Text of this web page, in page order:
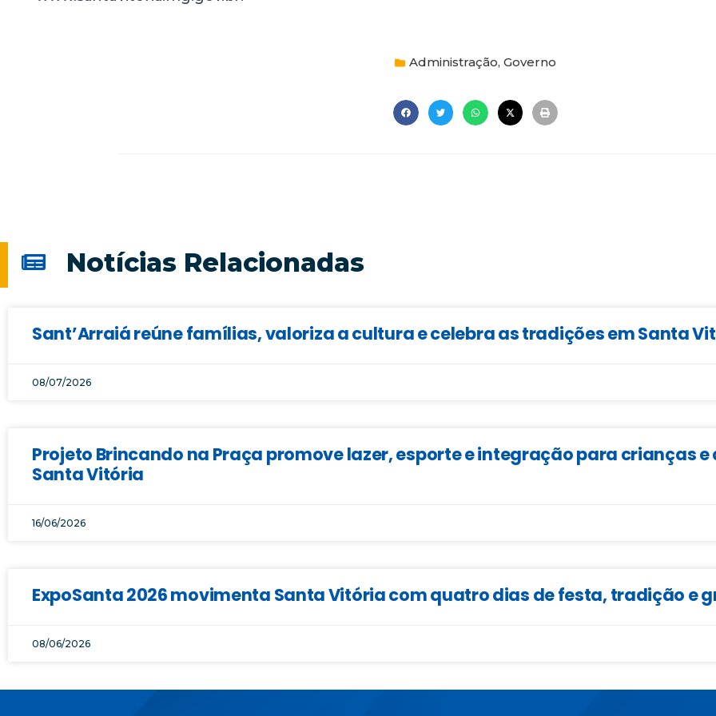
Administração, Governo
Notícias Relacionadas
Sant’Arraiá reúne famílias, valoriza a cultura e celebra as tradições em Santa
08/07/2026
Projeto Brincando na Praça promove lazer, esporte e integração para crianças
Santa Vitória
16/06/2026
ExpoSanta 2026 movimenta Santa Vitória com quatro dias de festa, tradição e
08/06/2026